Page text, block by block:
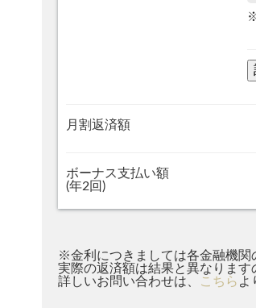
月割返済額
ボーナス支払い額
(年2回)
※金利につきましては各金融機関
実際の返済額は結果と異なります
詳しいお問い合わせは、
こちら よ